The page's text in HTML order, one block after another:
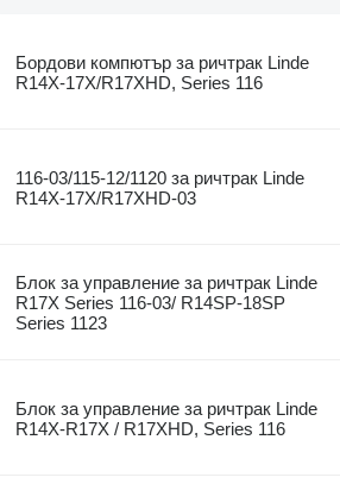
Бордови компютър за ричтрак Linde
R14X-17X/R17XHD, Series 116
116-03/115-12/1120 за ричтрак Linde
R14X-17X/R17XHD-03
Блок за управление за ричтрак Linde
R17X Series 116-03/ R14SP-18SP
Series 1123
Блок за управление за ричтрак Linde
R14X-R17X / R17XHD, Series 116